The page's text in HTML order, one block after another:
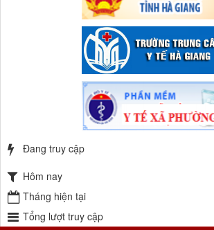
Đang truy cập
Hôm nay
Tháng hiện tại
Tổng lượt truy cập